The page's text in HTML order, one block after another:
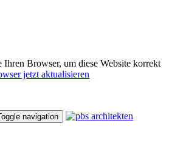
Ihren Browser, um diese Website korrekt
jetzt aktualisieren
navigation